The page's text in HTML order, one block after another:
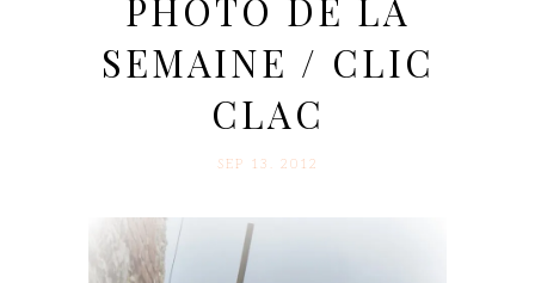
PHOTO DE LA
SEMAINE / CLIC
CLAC
SEP 13. 2012